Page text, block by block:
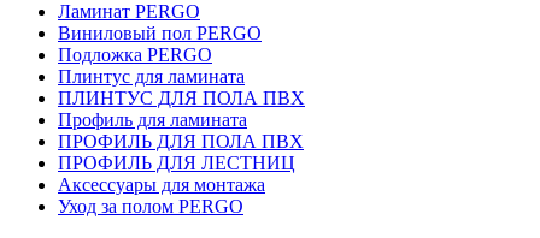
Ламинат PERGO
Виниловый пол PERGO
Подложка PERGO
Плинтус для ламината
ПЛИНТУС ДЛЯ ПОЛА ПВХ
Профиль для ламината
ПРОФИЛЬ ДЛЯ ПОЛА ПВХ
ПРОФИЛЬ ДЛЯ ЛЕСТНИЦ
Аксессуары для монтажа
Уход за полом PERGO